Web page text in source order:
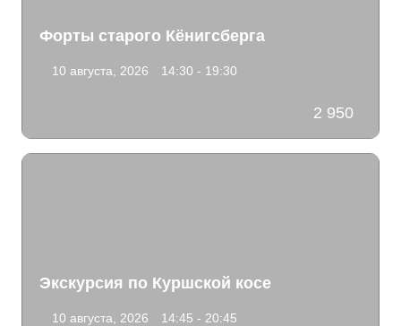
Форты старого Кёнигсберга
10 августа, 2026 14:30 - 19:30
2 950
Экскурсия по Куршской косе
10 августа, 2026 14:45 - 20:45